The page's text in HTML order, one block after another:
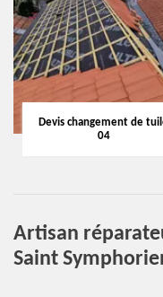
Devis changement de
04
Artisan
Saint